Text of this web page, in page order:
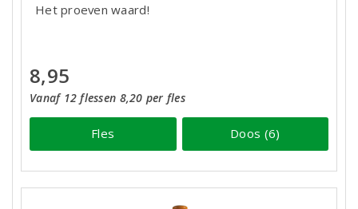
Het proeven waard!
8,95
Vanaf 12 flessen 8,20 per fles
Fles Doos (6)